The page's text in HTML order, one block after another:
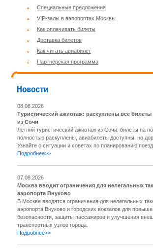
Специальные предложения
VIP-залы в аэропортах Москвы
Как оплачивать билеты
Доставка билетов
Как читать авиабилет
Партнерская программа
08.08.2026
Туристический ажиотаж: раскуплены все билеты
из Сочи
Летний туристический ажиотаж из Сочи: билеты на
полностью раскуплены, авиабилеты доступны, но
Узнайте о ситуации и советах по планированию
Подробнее>>
07.08.2026
Москва вводит ограничения для нелегальных
аэропорта Внуково
В Москве вводятся ограничения для нелегальных
аэропорта Внуково и городских вокзалов для
безопасности, защиты пассажиров и улучшения
транспортных узлов города.
Подробнее>>